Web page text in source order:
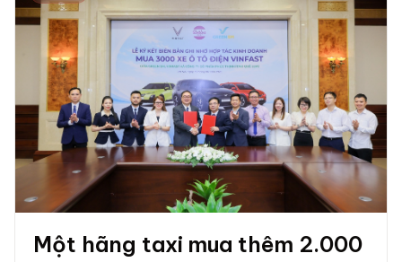
Một hãng taxi mua thêm 2.000